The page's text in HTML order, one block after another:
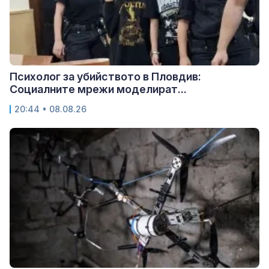
Психолог за убийството в Пловдив:
Социалните мрежи моделират...
20:44 • 08.08.26